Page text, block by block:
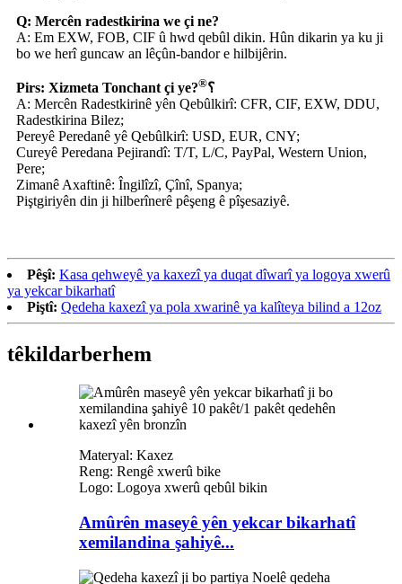
Q: Mercên radestkirina we çi ne?
A: Em EXW, FOB, CIF û hwd qebûl dikin. Hûn dikarin ya ku ji
bo we herî guncaw an lêçûn-bandor e hilbijêrin.
Pirs: Xizmeta Tonchant çi ye?®؟
A: Mercên Radestkirinê yên Qebûlkirî: CFR, CIF, EXW, DDU,
Radestkirina Bilez;
Pereyê Peredanê yê Qebûlkirî: USD, EUR, CNY;
Cureyê Peredana Pejirandî: T/T, L/C, PayPal, Western Union,
Pere;
Zimanê Axaftinê: Îngilîzî, Çînî, Spanya;
Piştgiriyên din ji hilberînerê pêşeng ê pîşesaziyê.
Pêşî: Kasa qehweyê ya kaxezî ya duqat dîwarî ya logoya xwerû
ya yekcar bikarhatî
Piştî: Qedeha kaxezî ya pola xwarinê ya kalîteya bilind a 12oz
têkildarberhem
Materyal: Kaxez
Reng: Rengê xwerû bike
Logo: Logoya xwerû qebûl bikin
Amûrên maseyê yên yekcar bikarhatî
xemilandina şahiyê...